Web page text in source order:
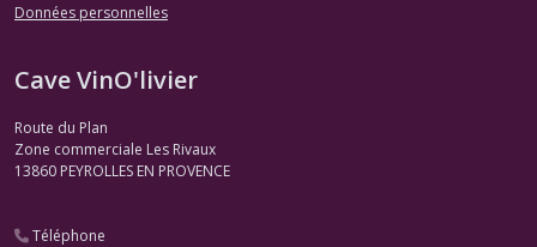
Données personnelles
Cave VinO'livier
Route du Plan
Zone commerciale Les Rivaux
13860 PEYROLLES EN PROVENCE
Téléphone